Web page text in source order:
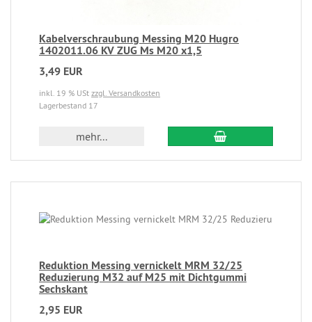
Kabelverschraubung Messing M20 Hugro
1402011.06 KV ZUG Ms M20 x1,5
3,49 EUR
inkl. 19 % USt zzgl. Versandkosten
Lagerbestand 17
mehr...
Reduktion Messing vernickelt MRM 32/25
Reduzierung M32 auf M25 mit Dichtgummi
Sechskant
2,95 EUR